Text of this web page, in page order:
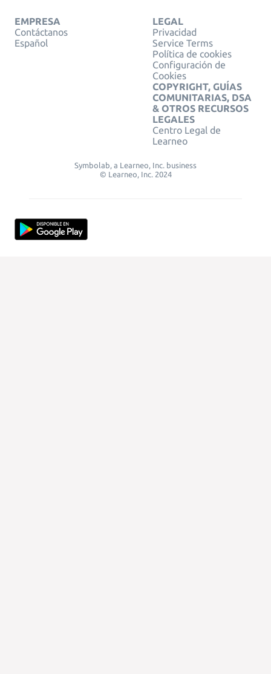
EMPRESA
Contáctanos
Español
LEGAL
Privacidad
Service Terms
Política de cookies
Configuración de
Cookies
COPYRIGHT, GUÍAS
COMUNITARIAS, DSA
& OTROS RECURSOS
LEGALES
Centro Legal de
Learneo
Symbolab, a Learneo, Inc. business
© Learneo, Inc. 2024